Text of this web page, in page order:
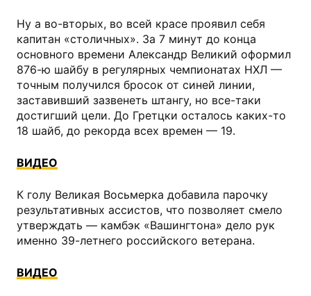
Ну а во-вторых, во всей красе проявил себя
капитан «столичных». За 7 минут до конца
основного времени Александр Великий оформил
876-ю шайбу в регулярных чемпионатах НХЛ —
точным получился бросок от синей линии,
заставивший зазвенеть штангу, но все-таки
достигший цели. До Гретцки осталось каких-то
18 шайб, до рекорда всех времен — 19.
ВИДЕО
К голу Великая Восьмерка добавила парочку
результативных ассистов, что позволяет смело
утверждать — камбэк «Вашингтона» дело рук
именно 39-летнего российского ветерана.
ВИДЕО